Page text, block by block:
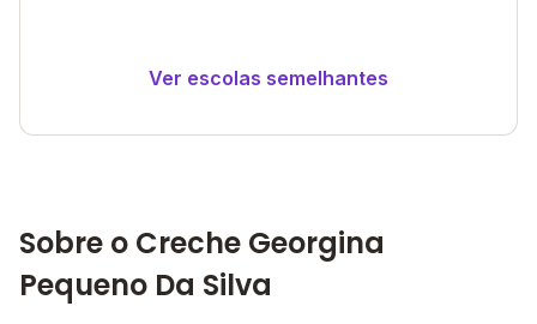
Ver escolas semelhantes
Sobre o Creche Georgina
Pequeno Da Silva